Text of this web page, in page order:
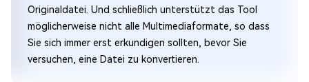
Originaldatei. Und schließlich unterstützt das Tool
möglicherweise nicht alle Multimediaformate, so dass
Sie sich immer erst erkundigen sollten, bevor Sie
versuchen, eine Datei zu konvertieren.